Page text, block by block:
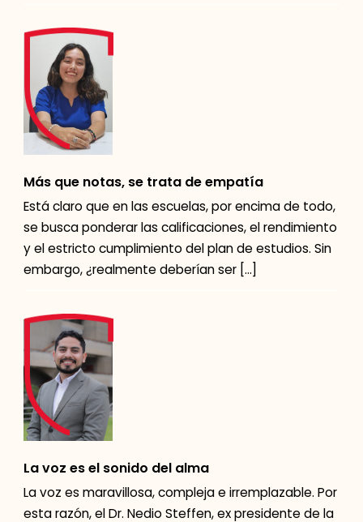
Más que notas, se trata de empatía
Está claro que en las escuelas, por encima de todo,
se busca ponderar las calificaciones, el rendimiento
y el estricto cumplimiento del plan de estudios. Sin
embargo, ¿realmente deberían ser […]
La voz es el sonido del alma
La voz es maravillosa, compleja e irremplazable. Por
esta razón, el Dr. Nedio Steffen, ex presidente de la